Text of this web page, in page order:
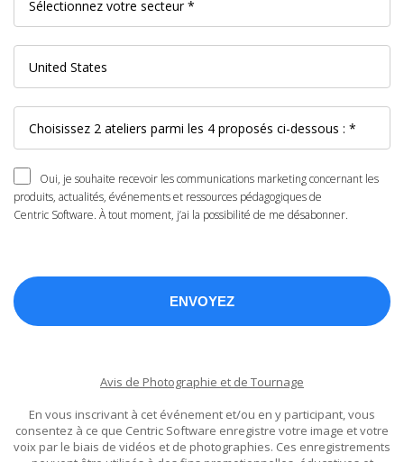
Oui, je souhaite recevoir les communications marketing concernant les
produits, actualités, événements et ressources pédagogiques de
Centric Software. À tout moment, j’ai la possibilité de me désabonner.
Avis de Photographie et de Tournage
En vous inscrivant à cet événement et/ou en y participant, vous
consentez à ce que Centric Software enregistre votre image et votre
voix par le biais de vidéos et de photographies. Ces enregistrements